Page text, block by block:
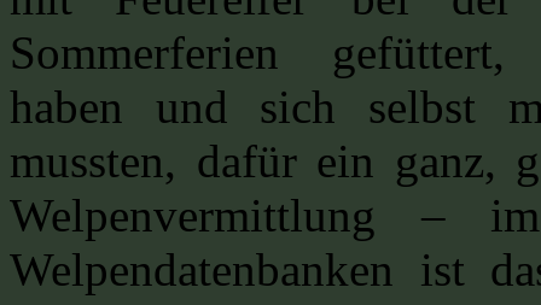
Sommerferien
haben und sich selbst
mussten, dafür ein ganz,
Welpenvermittlung –
Welpendatenbanken ist